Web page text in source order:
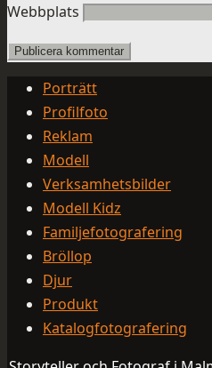
Webbplats
Porträtt
Profilfoto
Reklam
Modell
Verksamhetsbilder
Modell Kidz
Familjefotografering
Bröllop
Djur
Produkt
Katalogfotografering